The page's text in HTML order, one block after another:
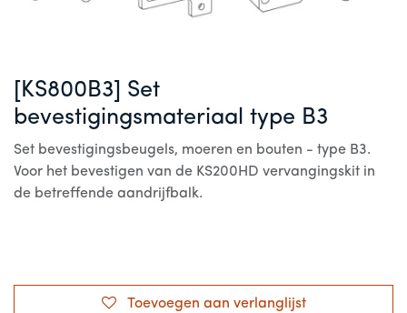
[KS800B3] Set
bevestigingsmateriaal type B3
Set bevestigingsbeugels, moeren en bouten - type B3.
Voor het bevestigen van de KS200HD vervangingskit in
de betreffende aandrijfbalk.
Toevoegen aan verlanglijst